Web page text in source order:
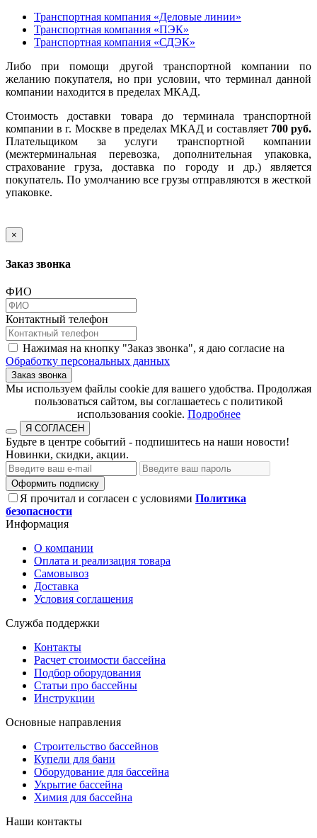
Транспортная компания «Деловые линии»
Транспортная компания «ПЭК»
Транспортная компания «СДЭК»
Либо при помощи другой транспортной компании по
желанию покупателя, но при условии, что терминал данной
компании находится в пределах МКАД.
Стоимость доставки товара до терминала транспортной
компании в г. Москве в пределах МКАД и составляет 700 руб.
Плательщиком за услуги транспортной компании
(межтерминальная перевозка, дополнительная упаковка,
страхование груза, доставка по городу и др.) является
покупатель. По умолчанию все грузы отправляются в жесткой
упаковке.
×
Заказ звонка
ФИО
Контактный телефон
Нажимая на кнопку "Заказ звонка", я даю согласие на
Обработку персональных данных
Заказ звонка
​​​​​​​Мы используем файлы cookie для вашего удобства. Продолжая
пользоваться сайтом, вы соглашаетесь с политикой
использования cookie.​​​​​​​ Подробнее
Я СОГЛАСЕН
Будьте в центре событий - подпишитесь на наши новости!
Новинки, скидки, акции.
Оформить подписку
Я прочитал и согласен с условиями Политика
безопасности
Информация
О компании
Оплата и реализация товара
Самовывоз
Доставка
Условия соглашения
Служба поддержки
Контакты
Расчет стоимости бассейна
Подбор оборудования
Статьи про бассейны
Инструкции
Основные направления
Строительство бассейнов
Купели для бани
Оборудование для бассейна
Укрытие бассейна
Химия для бассейна
Наши контакты